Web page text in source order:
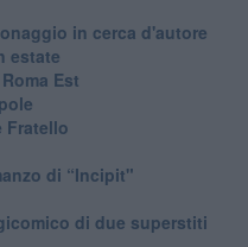
in cerca d'autore
estate
Est
Fratello
di “Incipit"
di due superstiti